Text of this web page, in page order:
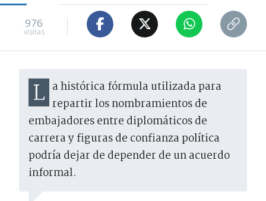
976
visitas
La histórica fórmula utilizada para repartir los nombramientos de
embajadores entre diplomáticos de
carrera y figuras de confianza política
podría dejar de depender de un acuerdo
informal.